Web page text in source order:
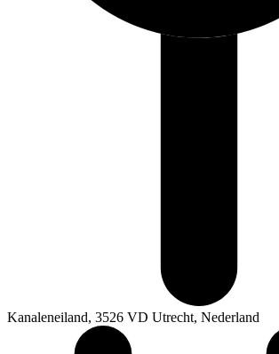
Kanaleneiland, 3526 VD Utrecht, Nederland